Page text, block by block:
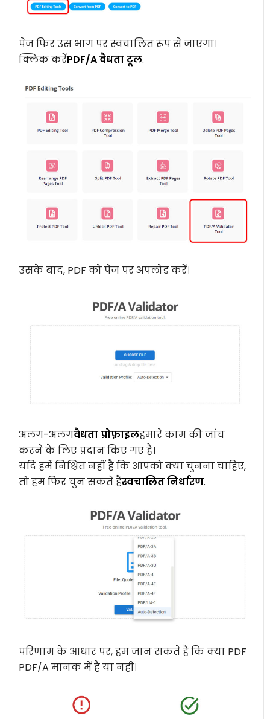
पेज फिर उस भाग पर स्वचालित रूप से जाएगा।
क्लिक करेंPDF/A वैधता टूल.
उसके बाद, PDF को पेज पर अपलोड करें।
अलग-अलगवैधता प्रोफ़ाइलहमारे काम की जांच
करने के लिए प्रदान किए गए हैं।
यदि हमें निश्चित नहीं है कि आपको क्या चुनना चाहिए,
तो हम फिर चुन सकते हैंस्वचालित निर्धारण.
परिणाम के आधार पर, हम जान सकते हैं कि क्या PDF
PDF/A मानक में है या नहीं।